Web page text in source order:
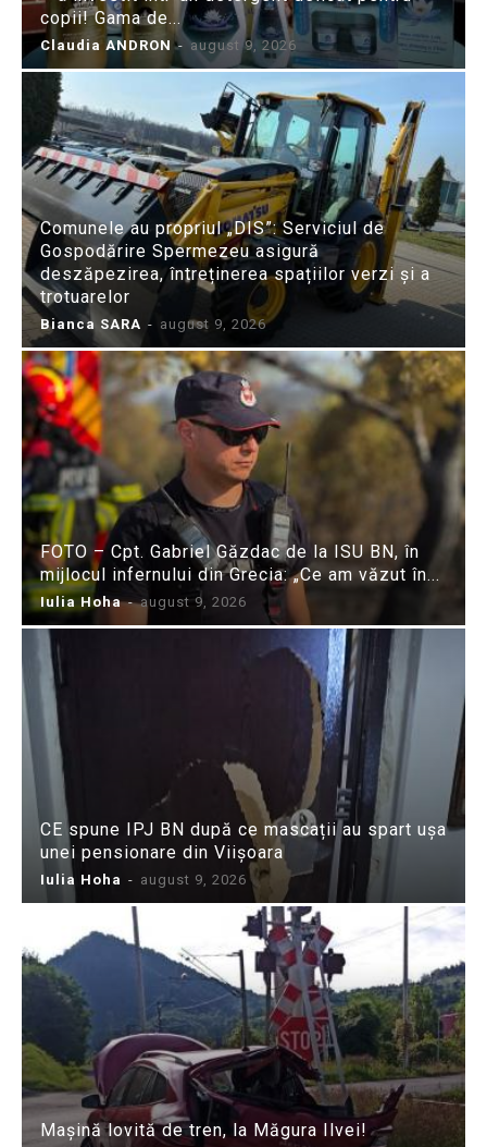
copii! Gama de...
Claudia ANDRON - august 9, 2026
Comunele au propriul „DIS”: Serviciul de
Gospodărire Spermezeu asigură
deszăpezirea, întreținerea spațiilor verzi și a
trotuarelor
Bianca SARA - august 9, 2026
FOTO – Cpt. Gabriel Găzdac de la ISU BN, în
mijlocul infernului din Grecia: „Ce am văzut în...
Iulia Hoha - august 9, 2026
CE spune IPJ BN după ce mascații au spart ușa
unei pensionare din Viișoara
Iulia Hoha - august 9, 2026
Mașină lovită de tren, la Măgura Ilvei!